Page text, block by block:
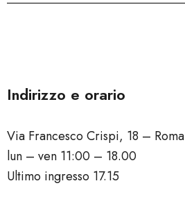
Indirizzo e orario
Via Francesco Crispi, 18 – Roma
lun – ven 11:00 – 18.00
Ultimo ingresso 17.15